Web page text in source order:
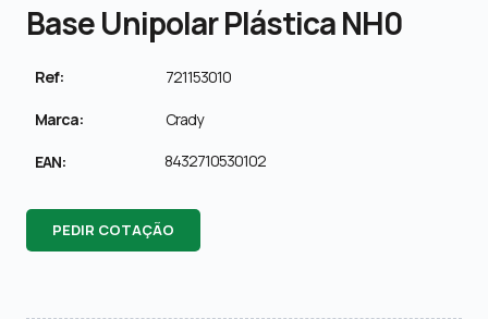
Base Unipolar Plástica NH0
Ref: 721153010
Marca: Crady
EAN: 8432710530102
PEDIR COTAÇÃO